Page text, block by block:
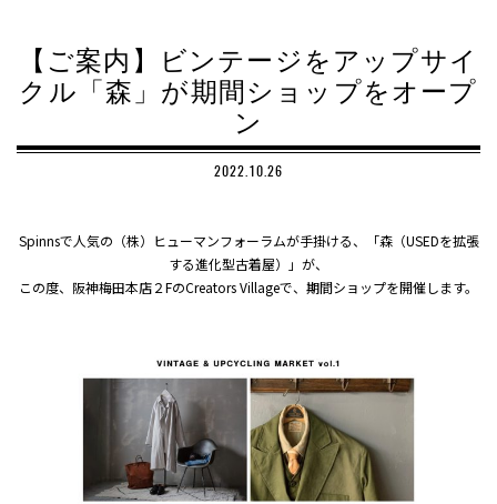
【ご案内】ビンテージをアップサイ
クル「森」が期間ショップをオープ
ン
2022.10.26
Spinnsで人気の（株）ヒューマンフォーラムが手掛ける、「森（USEDを拡張
する進化型古着屋）」が、
この度、阪神梅田本店２FのCreators Villageで、期間ショップを開催します。